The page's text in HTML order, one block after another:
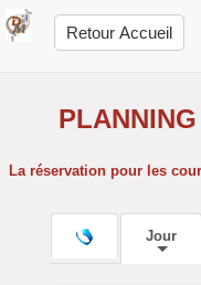
Retour Accueil
La réservation pour les
Jour